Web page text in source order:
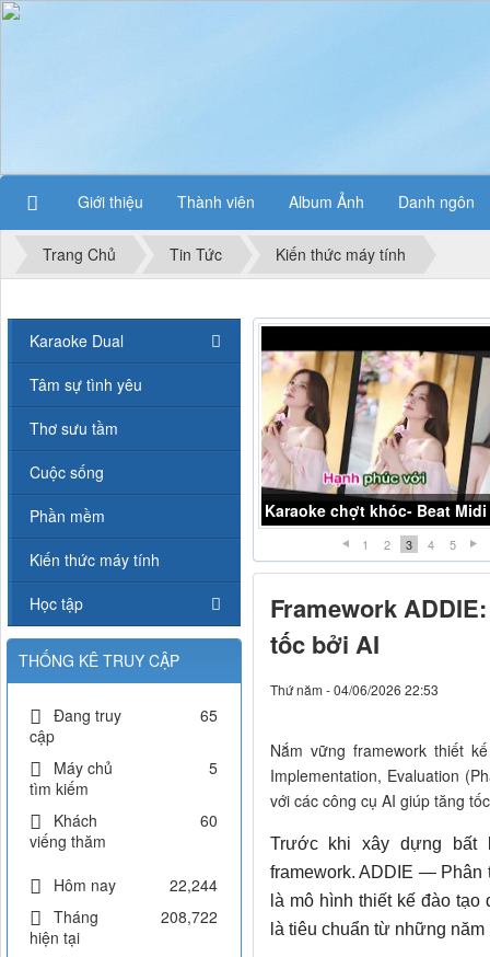
Giới thiệu Thành viên Album Ảnh Danh ngôn
Trang Chủ Tin Tức Kiến thức máy tính
Karaoke Liều thuốc đắng -
1 2 3 4 5
Framework
tốc bởi AI
Thứ năm - 04/06/2026 22:53
Nắm vững framework thiết
Implementation, Evaluation
với các công cụ AI giúp tăng
Trước khi xây dựng bất
framework. ADDIE —
là mô hình thiết kế đào
là tiêu chuẩn từ những
Karaoke Dual
Tâm sự tình yêu
Thơ sưu tầm
Cuộc sống
Phần mềm
Kiến thức máy tính
Học tập
THỐNG KÊ TRUY CẬP
Đang truy
cập
65
Máy chủ
tìm kiếm
5
Khách
viếng thăm
60
Hôm nay
22,244
Tháng
hiện tại
208,722